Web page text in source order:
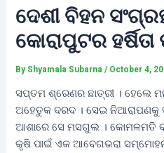
ଦେଶୀ ବିହନ
କୋରାପୁଟର
By Shyamala Subarna/ October 4,
ସପ୍ତମ ଶ୍ରେଣର ଛାତ୍ରୀ । ହେଲେ
ଅହେତୁକ ଦରଦ । ସେଇ ନିଆରାପଣକୁ
ଆଶାରେ ସେ ମସଗୁଲ । କୋମଳମତି
କୃଷି ପାଇଁ ଏକ ଆବେଗଭରା